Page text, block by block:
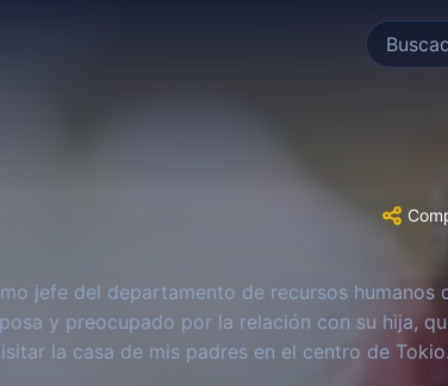
jefe del departamento de recursos humanos
y preocupado por la relación con su hija,
la casa de mis padres en el centro de